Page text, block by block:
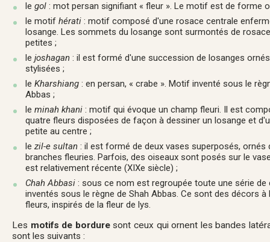
le gol : mot persan signifiant « fleur ». Le motif est de forme
le motif hérati : motif composé d'une rosace centrale
losange. Les sommets du losange sont surmontés de
petites ;
le joshagan : il est formé d'une succession de losanges
stylisées ;
le Kharshiang : en persan, « crabe ». Motif inventé sous le
Abbas ;
le minah khani : motif qui évoque un champ fleuri. Il est
quatre fleurs disposées de façon à dessiner un losange et
petite au centre ;
le zil-e sultan : il est formé de deux vases superposés, ornés
branches fleuries. Parfois, des oiseaux sont posés sur le
est relativement récente (XIXe siècle) ;
Chah Abbasi : sous ce nom est regroupée toute une série de
inventés sous le règne de Shah Abbas. Ce sont des décors à
fleurs, inspirés de la fleur de lys.
Les motifs de borduresont ceux qui ornent les bandes
sont les suivants :